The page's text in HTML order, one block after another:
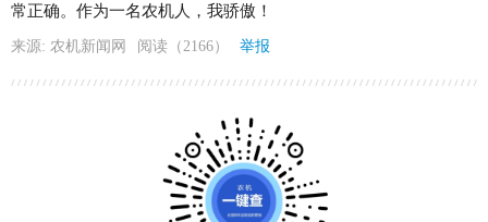
常正确。作为一名农机人，我骄傲！
来源: 农机新闻网 阅读（2166） 举报